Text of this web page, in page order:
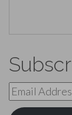
Email
Address